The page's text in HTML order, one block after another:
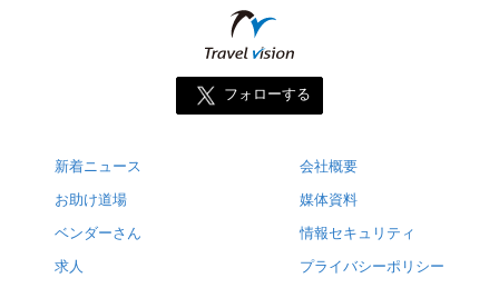
フォローする
新着ニュース
お助け道場
ベンダーさん
求人
会社概要
媒体資料
情報セキュリティ
プライバシーポリシー